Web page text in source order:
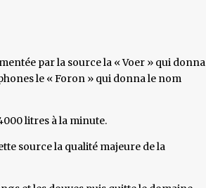
par la source la « Voer » qui donna
le « Foron » qui donna le nom
litres à la minute.
source la qualité majeure de la